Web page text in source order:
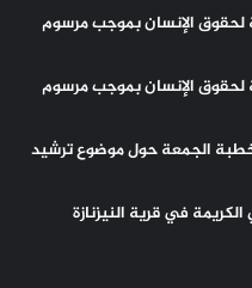
لحقوق الإنسان بموجب مرسوم
لحقوق الإنسان بموجب مرسوم
خطبة الجمعة حول موضوع ترشيد
في قرية النيزنازة